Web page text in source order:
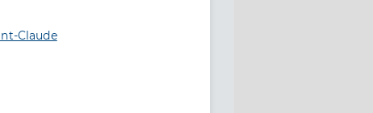
Claude